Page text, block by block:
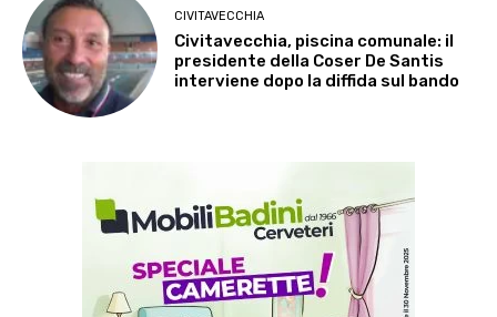
CIVITAVECCHIA
Civitavecchia, piscina comunale: il
presidente della Coser De Santis
interviene dopo la diffida sul bando